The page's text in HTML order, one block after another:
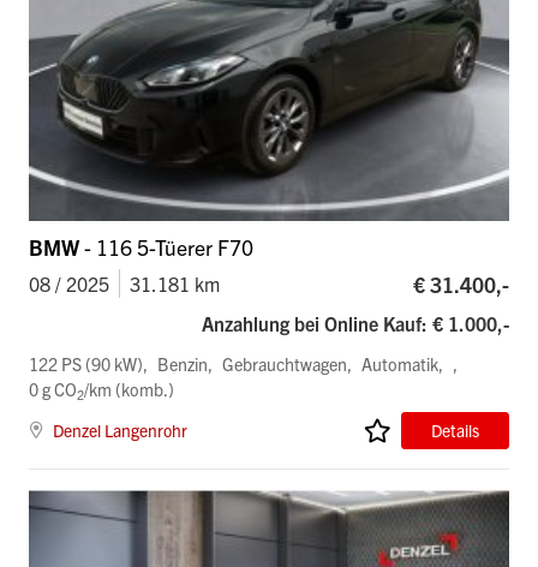
BMW- 116 5-Tüerer F70
08 / 2025 31.181 km € 31.400,-
Anzahlung bei Online Kauf: € 1.000,-
122 PS (90 kW) Benzin Gebrauchtwagen
Automatik
0 g CO2/km (komb.)
Denzel Langenrohr
Details